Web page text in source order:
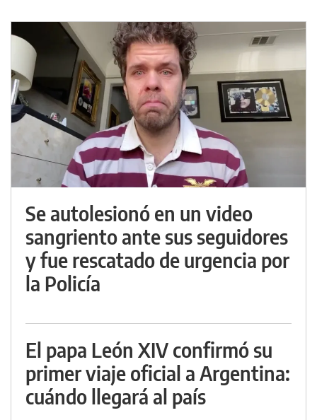
Se autolesionó en un video
sangriento ante sus seguidores
y fue rescatado de urgencia por
la Policía
El papa León XIV confirmó su
primer viaje oficial a Argentina:
cuándo llegará al país